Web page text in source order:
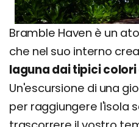
Bramble Haven è un
che nel suo interno crea
laguna dai tipici
Un'escursione di una
per raggiungere l'isola